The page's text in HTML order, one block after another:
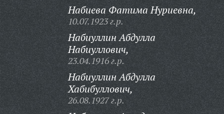
Набиева Фатима Нуриевна,
10.07.1923 г.р.
Набиуллин Абдулла
Набиуллович,
23.04.1916 г.р.
Набиуллин Абдулла
Хабибуллович,
26.08.1927 г.р.